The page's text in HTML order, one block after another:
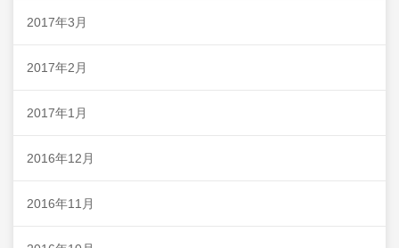
2017年3月
2017年2月
2017年1月
2016年12月
2016年11月